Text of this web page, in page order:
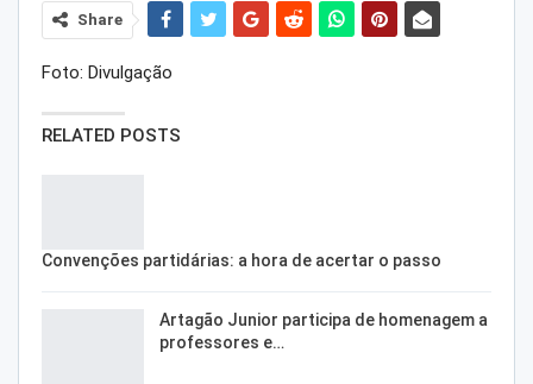
Share
Foto: Divulgação
RELATED POSTS
Convenções partidárias: a hora de acertar o passo
Artagão Junior participa de homenagem a
professores e…